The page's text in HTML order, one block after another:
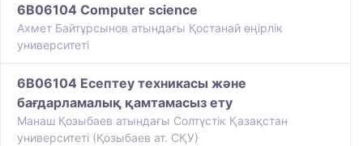
6B06104 Computer science
Ахмет Байтұрсынов атындағы Қостанай өңірлік
университеті
6B06104 Есептеу техникасы және
бағдарламалық қамтамасыз ету
Манаш Қозыбаев атындағы Солтүстік Қазақстан
университеті (Қозыбаев ат. СҚУ)